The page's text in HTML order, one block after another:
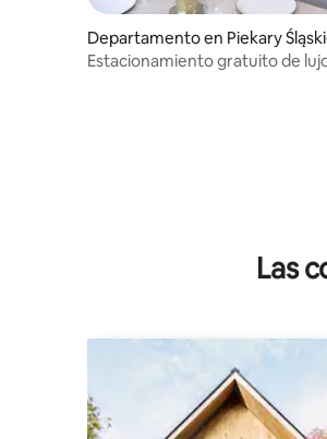
Departamento en Piekary
Estacionamiento gratuito de
Las